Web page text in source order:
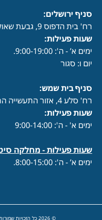
סניף ירושלים:
רח' בית הדפוס 9, גבעת שאול, ירושלים -חניה חינם
שעות פעילות:
ימים א’ - ה': 9:00-19:00.
יום ו: סגור
סניף בית שמש:
רח' סלע 4, אזור התעשייה הר-טוב ב', בית שמש - חניה חינם
שעות פעילות:
ימים א' - ה': 9:00-14:00
שעות פעילות - מחלקה
ימים א’ - ה': 8:00-15:00.
© 2026 כל הזכויות שמורות לראם ספורט בע"מ | חנות ספורט